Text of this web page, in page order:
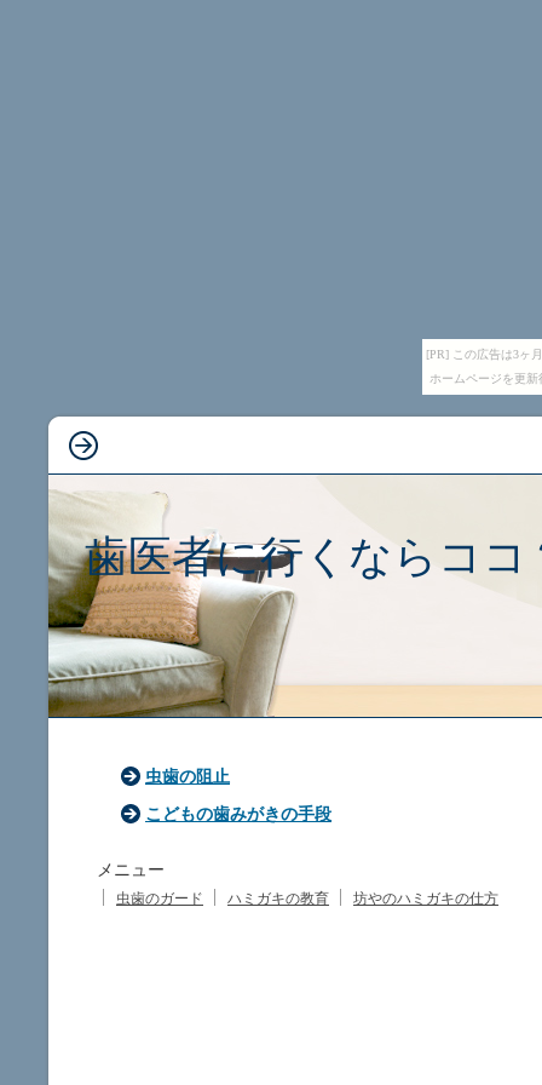
[PR] この広告は3ヶ
ホームページを更
歯医者に行くならココ
虫歯の阻止
こどもの歯みがきの手段
メニュー
虫歯のガード ハミガキの教育 坊やのハミガキの仕方